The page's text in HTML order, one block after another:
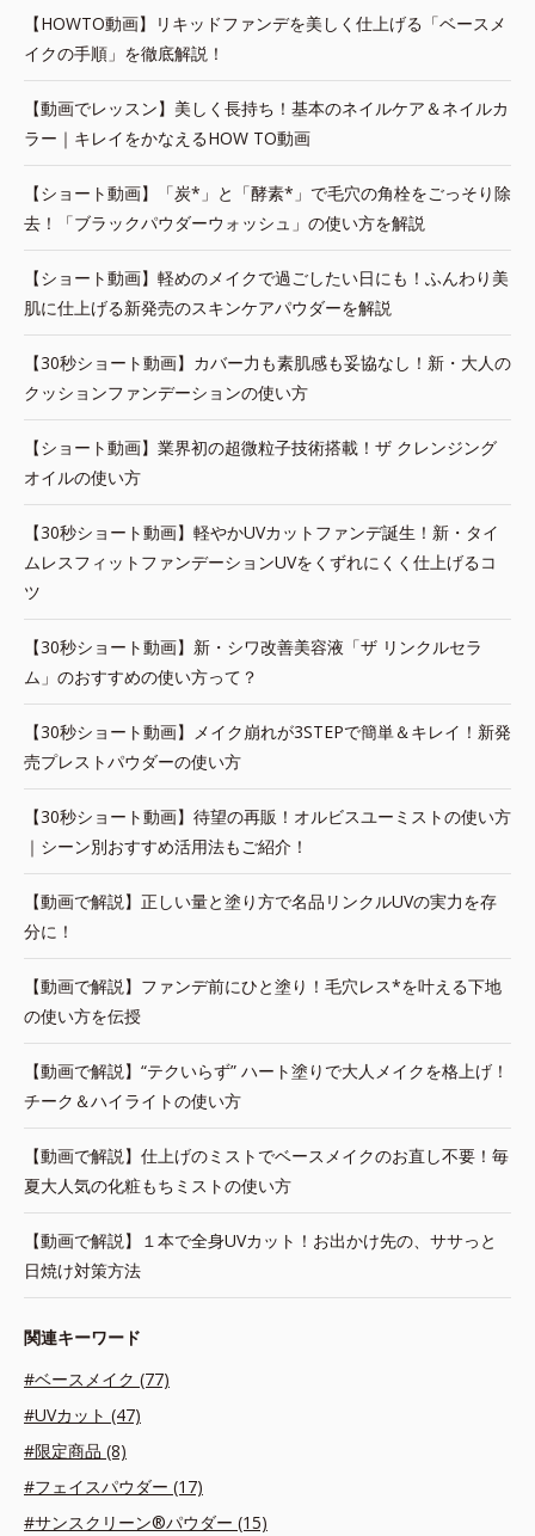
【HOWTO動画】リキッドファンデを美しく仕上げる「ベースメ
イクの手順」を徹底解説！
【動画でレッスン】美しく長持ち！基本のネイルケア＆ネイルカ
ラー｜キレイをかなえるHOW TO動画
【ショート動画】「炭*」と「酵素*」で毛穴の角栓をごっそり除
去！「ブラックパウダーウォッシュ」の使い方を解説
【ショート動画】軽めのメイクで過ごしたい日にも！ふんわり美
肌に仕上げる新発売のスキンケアパウダーを解説
【30秒ショート動画】カバー力も素肌感も妥協なし！新・大人の
クッションファンデーションの使い方
【ショート動画】業界初の超微粒子技術搭載！ザ クレンジング
オイルの使い方
【30秒ショート動画】軽やかUVカットファンデ誕生！新・タイ
ムレスフィットファンデーションUVをくずれにくく仕上げるコ
ツ
【30秒ショート動画】新・シワ改善美容液「ザ リンクルセラ
ム」のおすすめの使い方って？
【30秒ショート動画】メイク崩れが3STEPで簡単＆キレイ！新発
売プレストパウダーの使い方
【30秒ショート動画】待望の再販！オルビスユーミストの使い方
｜シーン別おすすめ活用法もご紹介！
【動画で解説】正しい量と塗り方で名品リンクルUVの実力を存
分に！
【動画で解説】ファンデ前にひと塗り！毛穴レス*を叶える下地
の使い方を伝授
【動画で解説】“テクいらず” ハート塗りで大人メイクを格上げ！
チーク＆ハイライトの使い方
【動画で解説】仕上げのミストでベースメイクのお直し不要！毎
夏大人気の化粧もちミストの使い方
【動画で解説】１本で全身UVカット！お出かけ先の、ササっと
日焼け対策方法
関連キーワード
#ベースメイク (77)
#UVカット (47)
#限定商品 (8)
#フェイスパウダー (17)
#サンスクリーン®パウダー (15)